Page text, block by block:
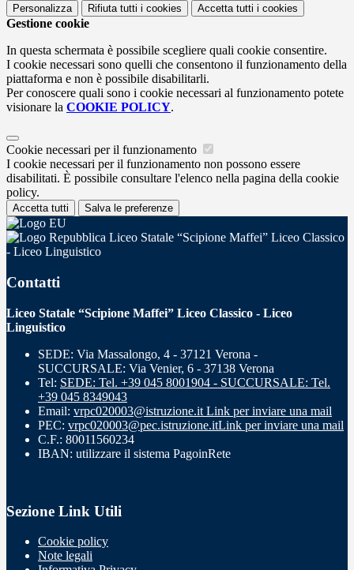
Personalizza Rifiuta tutti i cookies Accetta tutti i cookies
Gestione cookie
In questa schermata è possibile scegliere quali cookie consentire.
I cookie necessari sono quelli che consentono il funzionamento della
piattaforma e non è possibile disabilitarli.
Per conoscere quali sono i cookie necessari al funzionamento potete
visionare la COOKIE POLICY.
Cookie necessari per il funzionamento
I cookie necessari per il funzionamento non possono essere
disabilitati. È possibile consultare l'elenco nella pagina della cookie
policy.
Accetta tutti Salva le preferenze
Liceo Statale “Scipione Maffei” Liceo Classico
- Liceo Linguistico
Contatti
Liceo Statale “Scipione Maffei” Liceo Classico - Liceo
Linguistico
SEDE: Via Massalongo, 4 - 37121 Verona -
SUCCURSALE: Via Venier, 6 - 37138 Verona
Tel: SEDE: Tel. +39 045 8001904 - SUCCURSALE: Tel.
+39 045 8349043
Email: vrpc020003@istruzione.it Link per inviare una mail
PEC: vrpc020003@pec.istruzione.itLink per inviare una mail
C.F.: 80011560234
IBAN: utilizzare il sistema PagoinRete
Sezione Link Utili
Cookie policy
Note legali